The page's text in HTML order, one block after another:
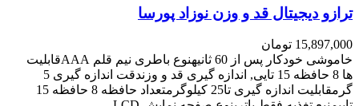
ترازو دیجیتال قد و وزن نوزاد پورسا
15,897,000 تومان
خاموشی خودکار پس از 60 ثانیه نوع باطری نیم قلم AAA
قابلیت
ها 8 حافظه 15 تایی, اندازه گیری قد و وزن دقت اندازه گیری 5
گرمقابلیت اندازه گیری تا25 کیلوگرم تعداد حافظه
8 حافظه 15